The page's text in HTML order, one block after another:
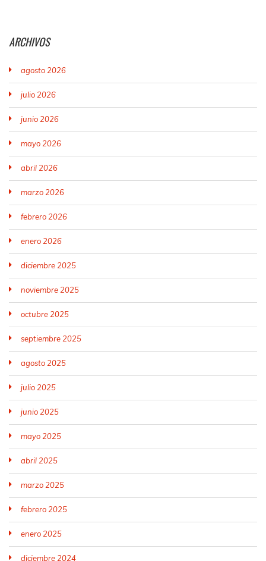
ARCHIVOS
agosto 2026
julio 2026
junio 2026
mayo 2026
abril 2026
marzo 2026
febrero 2026
enero 2026
diciembre 2025
noviembre 2025
octubre 2025
septiembre 2025
agosto 2025
julio 2025
junio 2025
mayo 2025
abril 2025
marzo 2025
febrero 2025
enero 2025
diciembre 2024